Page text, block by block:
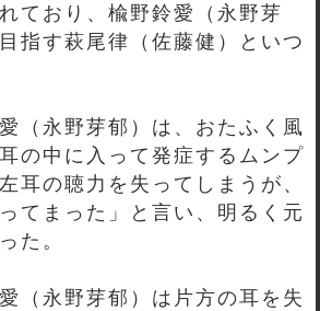
ており、楡野鈴愛（永野芽
指す萩尾律（佐藤健）といつ
（永野芽郁）は、おたふく風
の中に入って発症するムンプ
耳の聴力を失ってしまうが、
てまった」と言い、明るく元
た。
（永野芽郁）は片方の耳を失